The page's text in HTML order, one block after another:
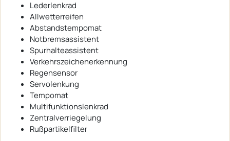
Lederlenkrad
Allwetterreifen
Abstandstempomat
Notbremsassistent
Spurhalteassistent
Verkehrszeichenerkennung
Regensensor
Servolenkung
Tempomat
Multifunktionslenkrad
Zentralverriegelung
Rußpartikelfilter